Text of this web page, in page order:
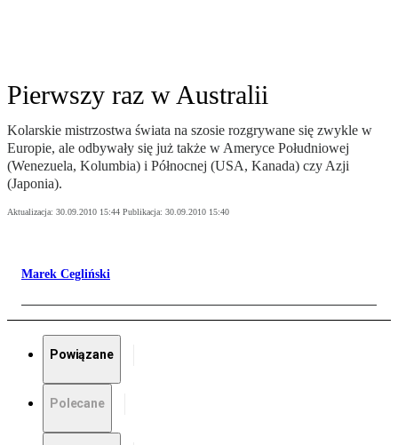
Pierwszy raz w Australii
Kolarskie mistrzostwa świata na szosie rozgrywane się zwykle w
Europie, ale odbywały się już także w Ameryce Południowej
(Wenezuela, Kolumbia) i Północnej (USA, Kanada) czy Azji
(Japonia).
Aktualizacja: 30.09.2010 15:44 Publikacja: 30.09.2010 15:40
Marek Cegliński
Powiązane
Polecane